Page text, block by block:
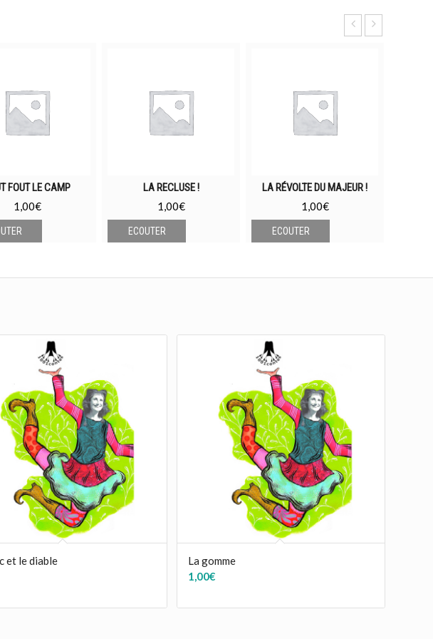
FOUT LE CAMP
1,00€
LA RECLUSE !
1,00€
ECOUTER
LA RÉVOLTE DU MAJEUR !
1,00€
ECOUTER
et le diable
La gomme
1,00€